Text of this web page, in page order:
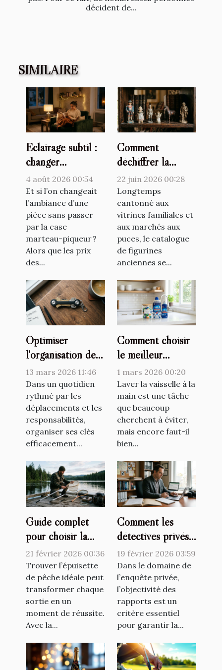
décident de...
SIMILAIRE
Éclairage subtil :
changer
l’atmosphère
d’une pièce sans
travaux lourds
4 août 2026 00:54
Et si l’on changeait
l’ambiance d’une
pièce sans passer
par la case
marteau-piqueur ?
Alors que les prix
des...
Comment
déchiffrer la
valeur cachée d’un
catalogue de
figurines
anciennes
22 juin 2026 00:28
Longtemps
cantonné aux
vitrines familiales et
aux marchés aux
puces, le catalogue
de figurines
anciennes se...
Optimiser
l'organisation de
ses clés avec style
et fonctionnalité
13 mars 2026 11:46
Dans un quotidien
rythmé par les
déplacements et les
responsabilités,
organiser ses clés
efficacement...
Comment choisir
le meilleur
détergent pour
votre lave-
vaisselle ?
1 mars 2026 00:20
Laver la vaisselle à la
main est une tâche
que beaucoup
cherchent à éviter,
mais encore faut-il
bien...
Guide complet
pour choisir la
meilleure
épuisette de
pêche adaptée ?
21 février 2026 00:36
Trouver l’épuisette
de pêche idéale peut
transformer chaque
sortie en un
moment de réussite.
Avec la...
Comment les
détectives privés
assurent-ils
l'objectivité dans
leurs rapports ?
19 février 2026 03:59
Dans le domaine de
l’enquête privée,
l’objectivité des
rapports est un
critère essentiel
pour garantir la...